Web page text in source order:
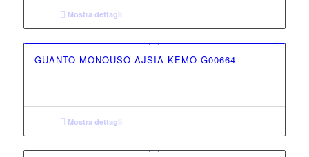
Mostra dettagli
GUANTO MONOUSO AJSIA KEMO G00664
Mostra dettagli